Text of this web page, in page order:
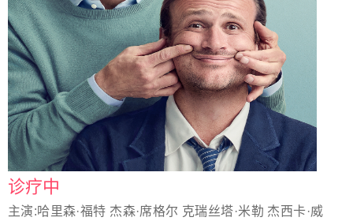
诊疗中
主演:哈里森·福特 杰森·席格尔 克瑞丝塔·米勒 杰西卡·威